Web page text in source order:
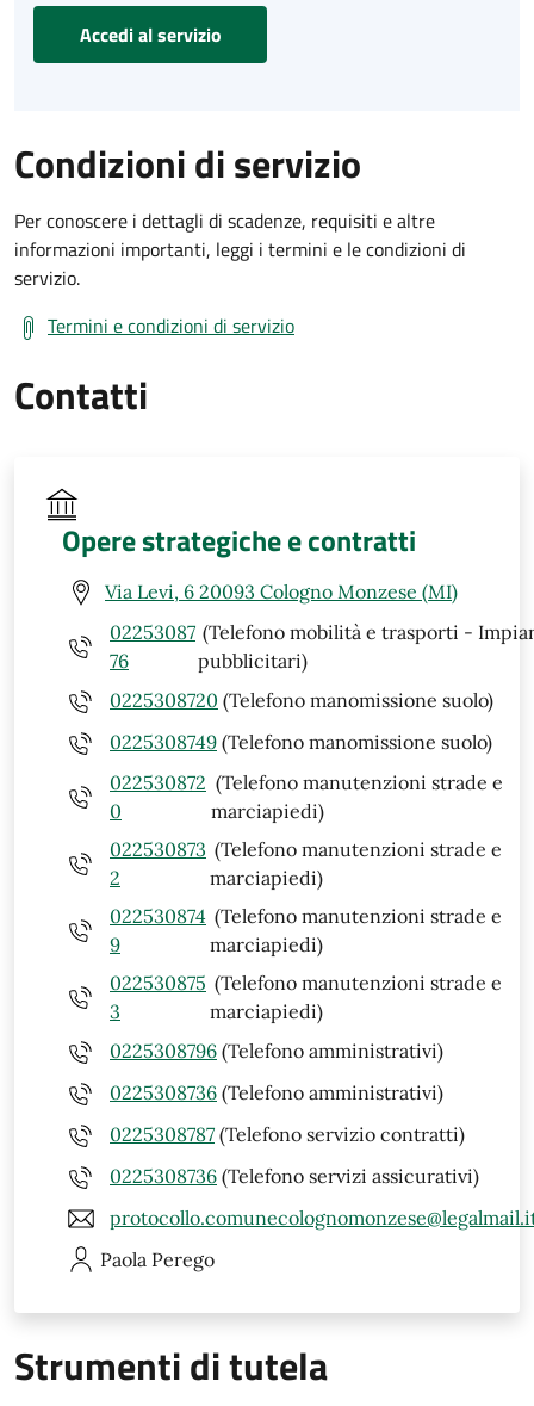
Accedi al servizio
Condizioni di servizio
Per conoscere i dettagli di scadenze, requisiti e altre
informazioni importanti, leggi i termini e le condizioni di
servizio.
Termini e condizioni di servizio
Contatti
Opere strategiche e contratti
Via Levi, 6 20093 Cologno Monzese (MI)
02253087
76
(Telefono mobilità e trasporti -
pubblicitari)
0225308720 (Telefono manomissione suolo)
0225308749 (Telefono manomissione suolo)
022530872
0
(Telefono manutenzioni strade e
marciapiedi)
022530873
2
(Telefono manutenzioni strade e
marciapiedi)
022530874
9
(Telefono manutenzioni strade e
marciapiedi)
022530875
3
(Telefono manutenzioni strade e
marciapiedi)
0225308796 (Telefono amministrativi)
0225308736 (Telefono amministrativi)
0225308787 (Telefono servizio contratti)
0225308736 (Telefono servizi assicurativi)
Paola Perego
Strumenti di tutela